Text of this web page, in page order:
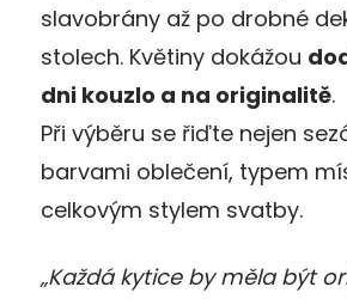
slavobrány až po drobné
stolech. Květiny dokážou
dni kouzlo a na originalitě.
Při výběru se řiďte nejen
barvami oblečení, typem
celkovým stylem svatby.
„Každá kytice by měla být